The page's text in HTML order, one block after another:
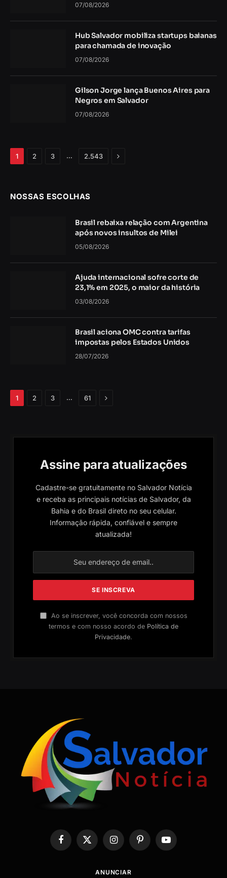
07/08/2026
Hub Salvador mobiliza startups baianas
para chamada de inovação
07/08/2026
Gilson Jorge lança Buenos Aires para
Negros em Salvador
07/08/2026
1 2 3 … 2.543 Próximo
NOSSAS ESCOLHAS
Brasil rebaixa relação com Argentina
após novos insultos de Milei
05/08/2026
Ajuda internacional sofre corte de
23,1% em 2025, o maior da história
03/08/2026
Brasil aciona OMC contra tarifas
impostas pelos Estados Unidos
28/07/2026
1 2 3 … 61 Próximo
Assine para atualizações
Cadastre-se gratuitamente no Salvador Notícia
e receba as principais notícias de Salvador, da
Bahia e do Brasil direto no seu celular.
Informação rápida, confiável e sempre
atualizada!
Ao se inscrever, você concorda com nossos
termos e com nosso acordo de Política de
Privacidade.
Facebook
X
InstagramPinterestYouTube
ANUNCIAR